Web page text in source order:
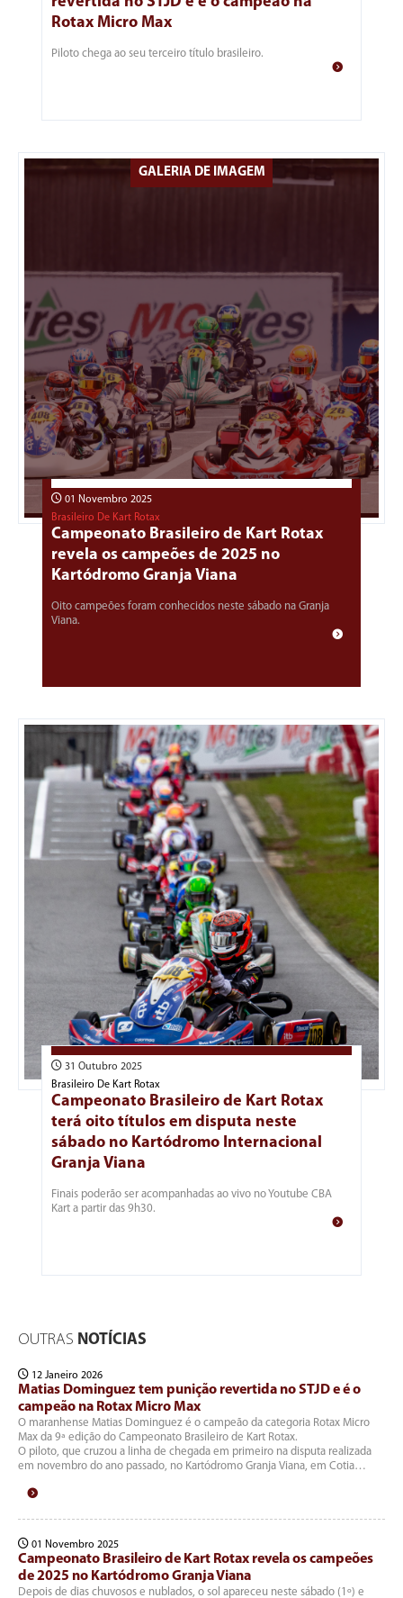
Rotax Micro Max
Piloto chega ao seu terceiro título brasileiro.
GALERIA DE IMAGEM
01 Novembro 2025
Brasileiro De Kart Rotax
Campeonato Brasileiro de Kart Rotax
revela os campeões de 2025 no
Kartódromo Granja Viana
Oito campeões foram conhecidos neste sábado na Granja
Viana.
31 Outubro 2025
Brasileiro De Kart Rotax
Campeonato Brasileiro de Kart Rotax
terá oito títulos em disputa neste
sábado no Kartódromo Internacional
Granja Viana
Finais poderão ser acompanhadas ao vivo no Youtube CBA
Kart a partir das 9h30.
OUTRAS NOTÍCIAS
12 Janeiro 2026
Matias Dominguez tem punição revertida no STJD e é o
campeão na Rotax Micro Max
O maranhense Matias Dominguez é o campeão da categoria Rotax Micro
Max da 9ª edição do Campeonato Brasileiro de Kart Rotax.
O piloto, que cruzou a linha de chegada em primeiro na disputa realizada
em novembro do ano passado, no Kartódromo Granja Viana, em Cotia…
01 Novembro 2025
Campeonato Brasileiro de Kart Rotax revela os campeões
de 2025 no Kartódromo Granja Viana
Depois de dias chuvosos e nublados, o sol apareceu neste sábado (1º) e